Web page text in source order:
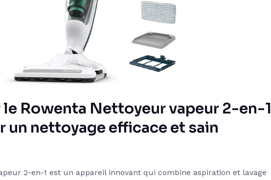
le Rowenta Nettoyeur vapeur 2-en-1
un nettoyage efficace et sain
2-en-1 est un appareil innovant qui combine aspiration et lavage